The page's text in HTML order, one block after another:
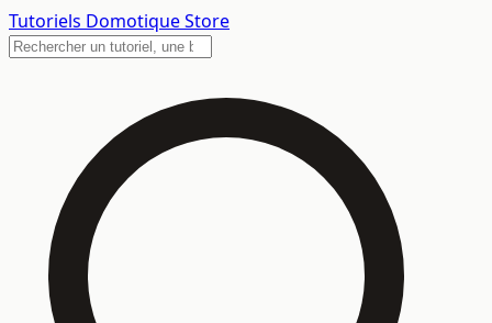
Tutoriels Domotique Store